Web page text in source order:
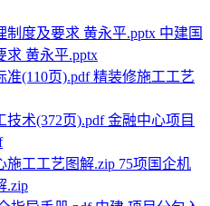
中建国
求 黄永平.pptx
精装修施工工艺
金融中心项目
75项国企机
.zip